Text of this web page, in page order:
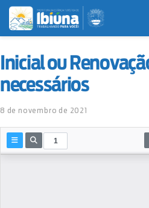
Inicial ou
necessários
8 de novembro de 2021